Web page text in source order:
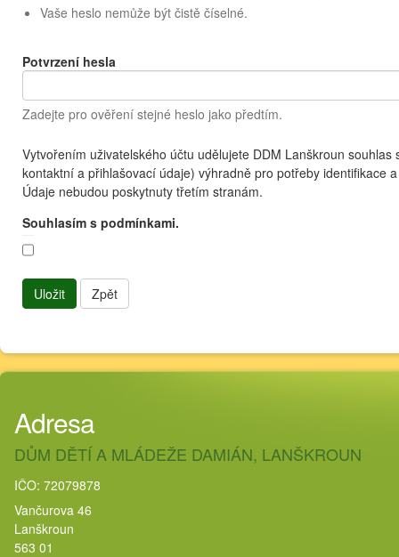
Vaše heslo nemůže být čistě číselné.
Potvrzení hesla
Zadejte pro ověření stejné heslo jako předtím.
Vytvořením uživatelského účtu udělujete DDM Lanškroun
kontaktní a přihlašovací údaje) výhradně pro potřeby identifikace
Údaje nebudou poskytnuty třetím stranám.
Souhlasím s podmínkami.
Uložit Zpět
Adresa
DŮM DĚTÍ A MLÁDEŽE DAMIÁN, LANŠKROUN
IČO: 72079878
Vančurova 46
Lanškroun
563 01